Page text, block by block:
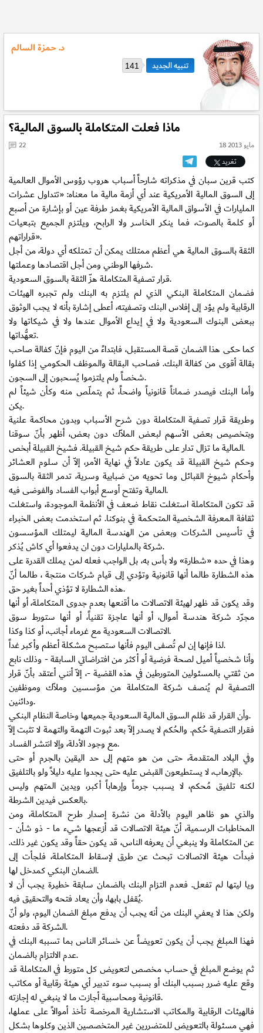
د. حمزة السالم
141
ماذا فعلت المتكاملة بالسوق المالية؟
18 مايو 2013
22
تغريد
كتب قرين سبان في مذكراته شارحاً أسباب هروب رؤوس الأموال العالمية
إلى السوق المالية الأمريكية عند أي أزمة مالية ما معناه: «تتداول عشرات
المليارات في الأسواق المالية الأمريكية بغمز طرفة عين أو بإشارة من أصبع
أو كلمة بالصوت، فما ينكر الخاسر ولا الرابح، ويلتزم الجميع بتبعيات
قراراتهم».
الثقة بالسوق المالية هي أعظم ممتلك يمكن أن تمتلكه أي دولة، من أجل
شرفها الوطني ومن أجل اقتصادها وعملتها.
قرار تصفية المتكاملة هزّ الثقة بالسوق السعودية.
فضمان المتكاملة البنكي الذي لم يلتزم به البنك ولم تجبره الهيئات
الرقابية ولم يؤد إلى إفلاس البنك وتصفيته، أعطى إشارة بأنه لا يجب الوثوق
ببعض البنوك السعودية ولا في إيداع الأموال عندها ولا في شيكاتها ولا
تعهُّداتها.
كما حكى هذا الضمان قصة المستقبل، فابتداءً من اليوم فإنّ كفالة صاحب
بقالة أقوى من كفالة البنك. فصاحب البقالة والموظف الحكومي إذا كفلوا
شخصاً ولم يلتزموا يُسحبون إلى السجون.
وأما البنك فيصدر ضماناً قانونياً واضحاً، ثم يتملّص منه وكأن شيئاً لم
يكن.
وطريقة قرار تصفية المتكاملة دون شرح الأسباب وبدون محاكمة علنية
وبتخصيص بعض الأسهم لبعض الملاّك دون بعض، أظهر بأنّ سوقنا
المالية ما تزال تدار على طريقة حكم شيخ القبيلة. فشيخ القبيلة أبخص.
وحكم شيخ القبيلة قد يكون عادلاً في نهاية الأمر، إلاّ أن سلوم العشائر
وأحكام شيوخ القبائل وما تحويه من ضبابية وسرية، تدمر الثقة بالسوق
المالية وتفتح أوسع أبواب الفساد والفوضى فيه.
قد تكون المتكاملة استغلت نقاط ضعف في الأنظمة الموجودة، واستغلت
ثقافة المعرفة الشخصية المتحكمة في بنوكنا. ثم استخدمت بعض الخبراء
في تأسيس الشركات وبعض من الهندسة المالية ليمتلك المؤسسون
شركة بالمليارات دون ان يدفعوا أي كاش يُذكر.
وهذا في حده «شطارة» ولا بأس به، بل الواجب فعله لمن يملك القدرة على
هذه الشطارة طالما أنها قانونية وتؤدي إلى قيام شركات منتجة ، طالما أنّ
هذه الشطارة لا تؤذي أحداً بغير حق.
وقد يكون قد ظهر لهيئة الاتصالات ما أقنعها بعدم جدوى المتكاملة، أو أنها
مجرّد شركة هندسة أموال، أو أنها عاجزة تقنياً، أو أنها ستورط سوق
الاتصالات السعودية مع غرماء أجانب، أو كذا وكذا.
لذا فإنها إن لم تُصفى اليوم فأنها ستصبح مشكلة أعظم وأكبر غداً.
وأنا شخصياً أميل لصحة فرضية أو أكثر من افتراضاتي السابقة - وذلك نابع
من ثقتي بالمسئولين المتورطين في هذه القضية -، إلاّ أنني أعتقد بأنّ قرار
التصفية لم يُنصف شركة المتكاملة من مؤسسين وملاّك وموظفين
ودائنين.
وأن القرار قد ظلم السوق المالية السعودية جميعها وخاصة النظام البنكي.
فقرار التصفية حُكم. والحُكم لا يصدر إلاّ بعد ثبوت التهمة والتهمة لا تثبت إلاّ
مع وجود الأدلة، وإلا انتشر الفساد.
وفي البلاد المتقدمة، حتى من هو متهم إلى حد اليقين بالجرم أو حتى
بالإرهاب، لا يستطيعون القبض عليه حتى يجدوا عليه دليلاً ولو بالتلفيق.
لكنه تلفيق مُحكم، لا يسبب جرماً وإرهاباً أكبر، ويدين المتهم وليس
بالعكس فيدين الشرطة.
والذي هو ظاهر اليوم بالأدلة من نشرة إصدار طرح المتكاملة، ومن
المخاطبات الرسمية، أنّ هيئة الاتصالات قد أزعجها شيء ما - ذو شأن -
عن المتكاملة ولا ينبغي أن يعرفه الناس، قد يكون حقاً وقد يكون غير ذلك.
فبدأت هيئة الاتصالات تبحث عن طرق لإسقاط المتكاملة، فلجأت إلى
الضمان البنكي كمدخل لها.
ويا ليتها لم تفعل. فعدم التزام البنك بالضمان سابقة خطيرة يجب أن لا
يُقفل بابها، وأن يعاد فتحه والتحقيق فيه.
ولكن هذا لا يعفي البنك من أنه يجب أن يدفع مبلغ الضمان اليوم، ولو أنّ
الشركة قد دفعته.
فهذا المبلغ يجب أن يكون تعويضاً عن خسائر الناس بما تسببه البنك في
عدم الالتزام بالضمان.
ثم يوضع المبلغ في حساب مخصص لتعويض كل متورط في المتكاملة قد
وقع عليه ضرر بسبب البنك أو بسبب سوء تدبير أي هيئة رقابية أو مكاتب
قانونية ومحاسبية أجازت ما لا ينبغي له إجازته.
فالهيئات الرقابية والمكاتب الاستشارية المرخصة تأخذ أموالاً على عملها،
فهي مسئولة بالتعويض للمتضررين غير المتخصصين الذين وكلوها بشكل